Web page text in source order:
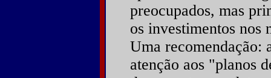
preocupados, mas
os investimentos nos
Uma recomendação:
atenção aos "planos